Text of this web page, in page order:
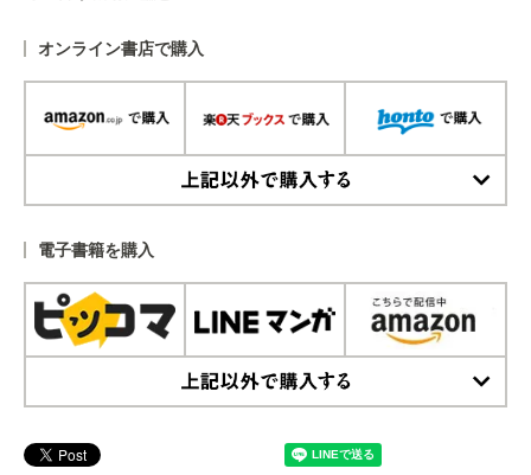
オンライン書店で購入
電子書籍を購入